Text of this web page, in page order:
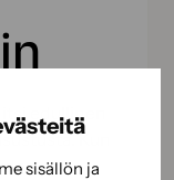
sisällön ja
edullinen
Kun